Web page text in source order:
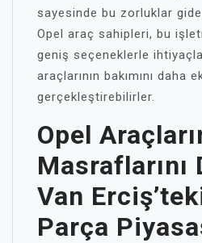
sayesinde bu zorluklar
Opel araç sahipleri, bu
geniş seçeneklerle
araçlarının bakımını daha
gerçekleştirebilirler.
Opel
Masraflarını
Van
Parça